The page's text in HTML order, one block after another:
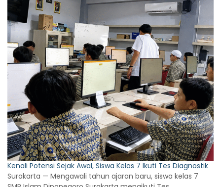
Kenali Potensi Sejak Awal, Siswa Kelas 7 Ikuti Tes Diagnostik
Surakarta — Mengawali tahun ajaran baru, siswa kelas 7